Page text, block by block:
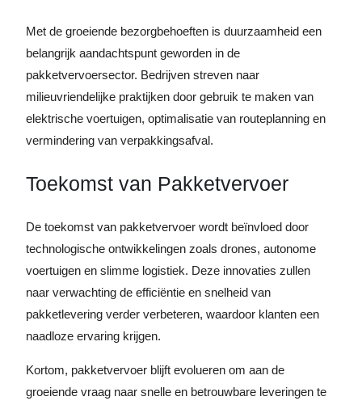
Met de groeiende bezorgbehoeften is duurzaamheid een
belangrijk aandachtspunt geworden in de
pakketvervoersector. Bedrijven streven naar
milieuvriendelijke praktijken door gebruik te maken van
elektrische voertuigen, optimalisatie van routeplanning en
vermindering van verpakkingsafval.
Toekomst van Pakketvervoer
De toekomst van pakketvervoer wordt beïnvloed door
technologische ontwikkelingen zoals drones, autonome
voertuigen en slimme logistiek. Deze innovaties zullen
naar verwachting de efficiëntie en snelheid van
pakketlevering verder verbeteren, waardoor klanten een
naadloze ervaring krijgen.
Kortom, pakketvervoer blijft evolueren om aan de
groeiende vraag naar snelle en betrouwbare leveringen te